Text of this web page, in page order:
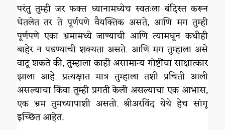
परंतु तुम्ही जर फक्त ध्यानामध्येच स्वतःला बंदिस्त करून
घेतलेत तर ते पूर्णपणे वैयक्तिक असते, आणि मग तुम्ही
पूर्णपणे एका भ्रमामध्ये जाण्याची आणि त्यामधून कधीही
बाहेर न पडण्याची शक्यता असते. आणि मग तुम्हाला असे
वाटू शकते की, तुम्हाला काही असामान्य गोष्टींचा साक्षात्कार
झाला आहे. प्रत्यक्षात मात्र तुम्हाला तशी प्रचिती आली
असल्याचा किंवा तुम्ही प्रगती केली असल्याचा एक आभास,
एक भ्रम तुमच्यापाशी असतो. श्रीअरविंद येथे हेच सांगू
इच्छित आहेत.